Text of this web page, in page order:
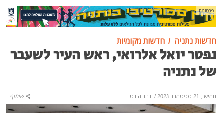
פרסומת
חדשות נתניה חדשות מקומיות
נפטר יואל אלרואי, ראש העיר לשעבר
של נתניה
חמישי, 21 ספטמבר 2023 / נתניה נט שיתוף